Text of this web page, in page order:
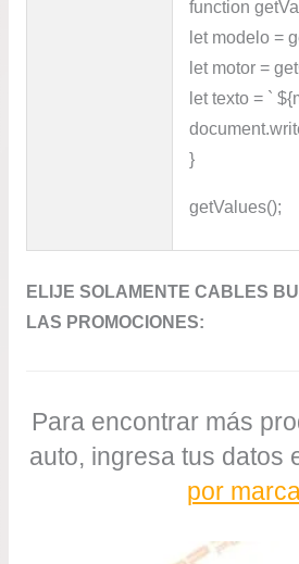
function
let modelo =
let motor =
let texto = `
}
getValues();
ELIJE SOLAMENTE CABLES
LAS PROMOCIONES:
Para encontrar más
auto, ingresa tus datos
por